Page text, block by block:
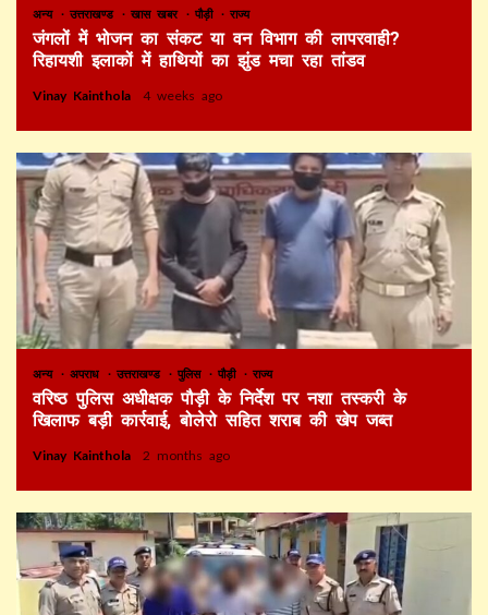
अन्य उत्तराखण्ड खास खबर पौड़ी राज्य
जंगलों में भोजन का संकट या वन विभाग की लापरवाही?
रिहायशी इलाकों में हाथियों का झुंड मचा रहा तांडव
Vinay Kainthola 4 weeks ago
अन्य अपराध उत्तराखण्ड पुलिस पौड़ी राज्य
वरिष्ठ पुलिस अधीक्षक पौड़ी के निर्देश पर नशा तस्करी के
खिलाफ बड़ी कार्रवाई, बोलेरो सहित शराब की खेप जब्त
Vinay Kainthola 2 months ago